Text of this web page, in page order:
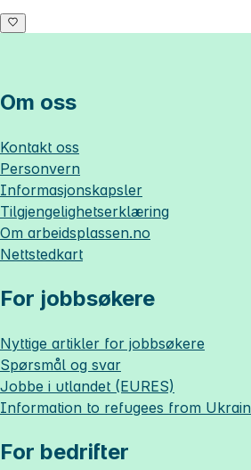
Om oss
Kontakt oss
Personvern
Informasjonskapsler
Tilgjengelighetserklæring
Om arbeidsplassen.no
Nettstedkart
For jobbsøkere
Nyttige artikler for jobbsøkere
Spørsmål og svar
Jobbe i utlandet (EURES)
Information to refugees from
For bedrifter